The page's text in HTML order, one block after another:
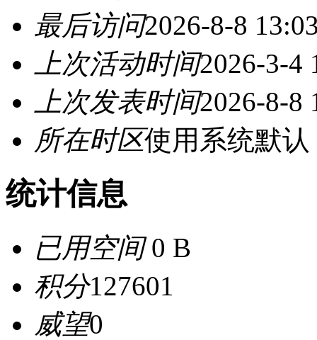
最后访问2026-8-8
上次活动时间2026-3-4
上次发表时间2026-8-8
所在时区使用系统默认
统计信息
已用空间0 B
积分127601
威望0